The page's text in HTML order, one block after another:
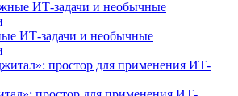
ИТ‑задачи и необычные